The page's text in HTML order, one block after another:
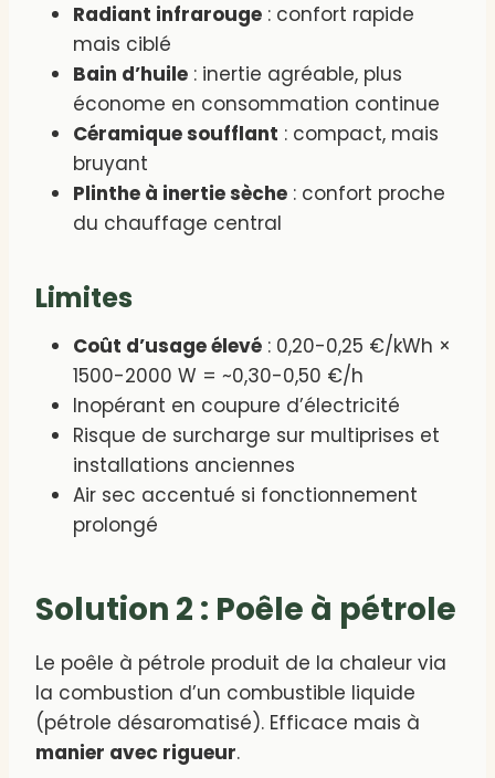
Radiant infrarouge : confort rapide
mais ciblé
Bain d’huile : inertie agréable, plus
économe en consommation continue
Céramique soufflant : compact, mais
bruyant
Plinthe à inertie sèche : confort proche
du chauffage central
Limites
Coût d’usage élevé : 0,20-0,25 €/kWh ×
1500-2000 W = ~0,30-0,50 €/h
Inopérant en coupure d’électricité
Risque de surcharge sur multiprises et
installations anciennes
Air sec accentué si fonctionnement
prolongé
Solution 2 : Poêle à pétrole
Le poêle à pétrole produit de la chaleur via
la combustion d’un combustible liquide
(pétrole désaromatisé). Efficace mais à
manier avec rigueur.